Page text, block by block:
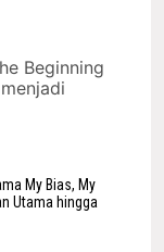
Beginning
My Bias, My
Utama hingga